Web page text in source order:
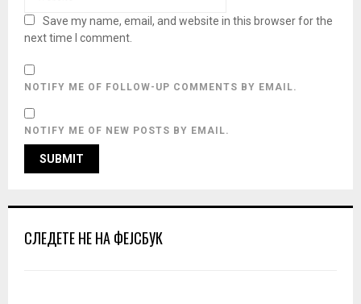
Save my name, email, and website in this browser for the
next time I comment.
NOTIFY ME OF FOLLOW-UP COMMENTS BY EMAIL.
NOTIFY ME OF NEW POSTS BY EMAIL.
СЛЕДЕТЕ НЕ НА ФЕЈСБУК